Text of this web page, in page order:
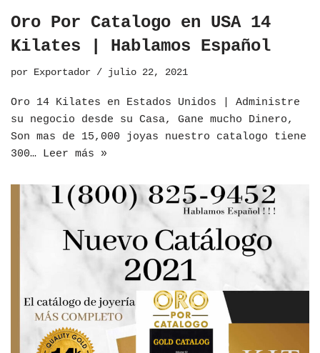
Oro Por Catalogo en USA 14
Kilates | Hablamos Español
por Exportador julio 22, 2021
Oro 14 Kilates en Estados Unidos | Administre
su negocio desde su Casa, Gane mucho Dinero,
Son mas de 15,000 joyas nuestro catalogo tiene
300… Leer más »